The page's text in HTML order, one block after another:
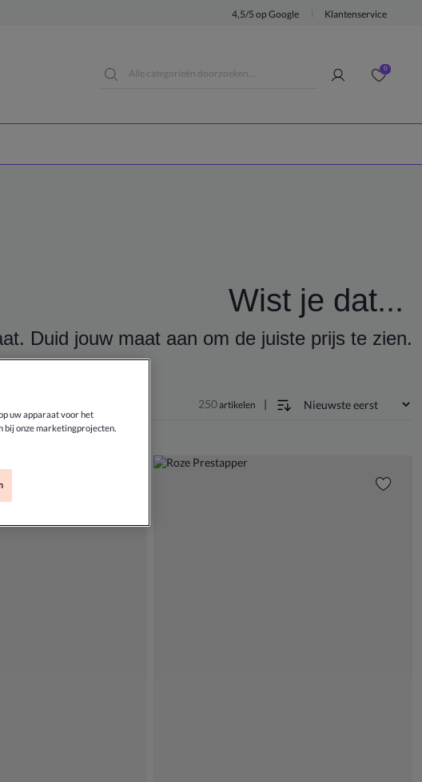
4,5/5 op Google Klantenservice
0
Wist je dat...
Duid jouw maat aan om de juiste prijs te zien.
250artikelen |
uw apparaat voor het
bij onze marketingprojecten.